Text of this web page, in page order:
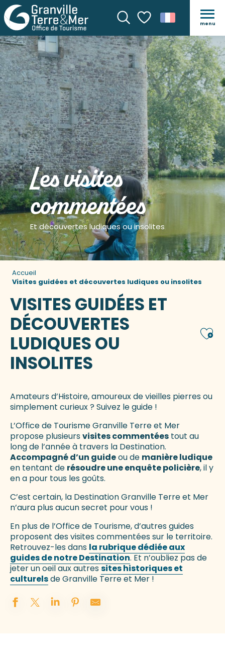
Recherche
Voir les favoris
menu
Les visites
commentées
Et découvertes ludiques ou insolites
Accueil
Visites guidées et découvertes ludiques ou insolites
VISITES GUIDÉES ET
DÉCOUVERTES
LUDIQUES OU
INSOLITES
Amateurs d’Histoire, amoureux de vieilles pierres ou
simplement curieux ? Suivez le guide !
L’Office de Tourisme Granville Terre et Mer
propose plusieursvisites commentées tout au
long de l’année à travers la Destination.
Accompagné d’un guideou de manière ludique
en tentant de résoudre une enquête policière, il y
en a pour tous les goûts.
C’est certain, la Destination Granville Terre et Mer
n’aura plus aucun secret pour vous !
En plus de l’Office de Tourisme, d’autres guides
proposent des visites commentées sur le territoire.
Retrouvez-les dans la rubrique dédiée aux
guides de notre Destination. Et n’oubliez pas de
jeter un oeil aux autressites historiques et
culturelsde Granville Terre et Mer !